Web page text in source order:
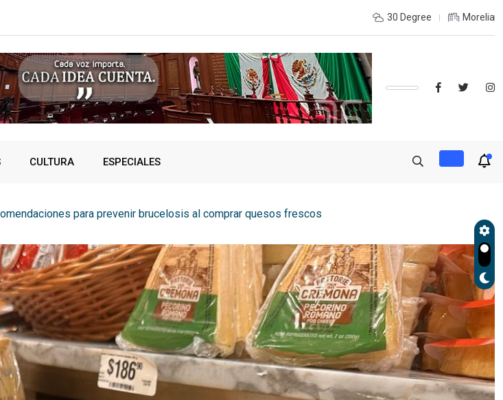
¿VIVES AL INTERIOR DEL ESTADO Y DESEAS ESTUDIAR UNA LICENCIATURA?,
30 Degree Morelia
CULTURA ESPECIALES
para prevenir brucelosis al comprar quesos frescos